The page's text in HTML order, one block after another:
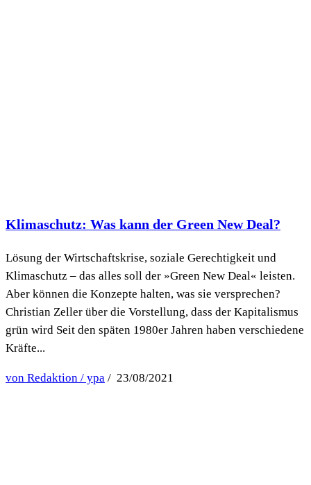
Klimaschutz: Was kann der Green New Deal?
Lösung der Wirtschaftskrise, soziale Gerechtigkeit und
Klimaschutz – das alles soll der »Green New Deal« leisten.
Aber können die Konzepte halten, was sie versprechen?
Christian Zeller über die Vorstellung, dass der Kapitalismus
grün wird Seit den späten 1980er Jahren haben verschiedene
Kräfte...
von Redaktion / ypa / 23/08/2021